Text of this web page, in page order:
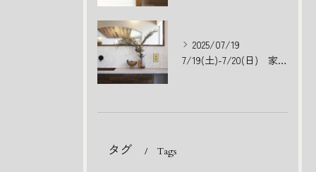
2025/07/19
7/19(土)-7/20(日) 家づくり相談フェア
タグ Tags